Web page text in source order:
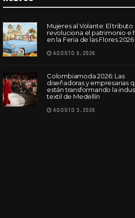
Mujeres al Volante: El tributo
revoluciona el patrimonio e
en la Feria de las Flores 2026
AGOSTO 6, 2026
Colombiamoda 2026: Las
diseñadoras y empresarias
están transformando la
textil de Medellín
AGOSTO 3, 2026